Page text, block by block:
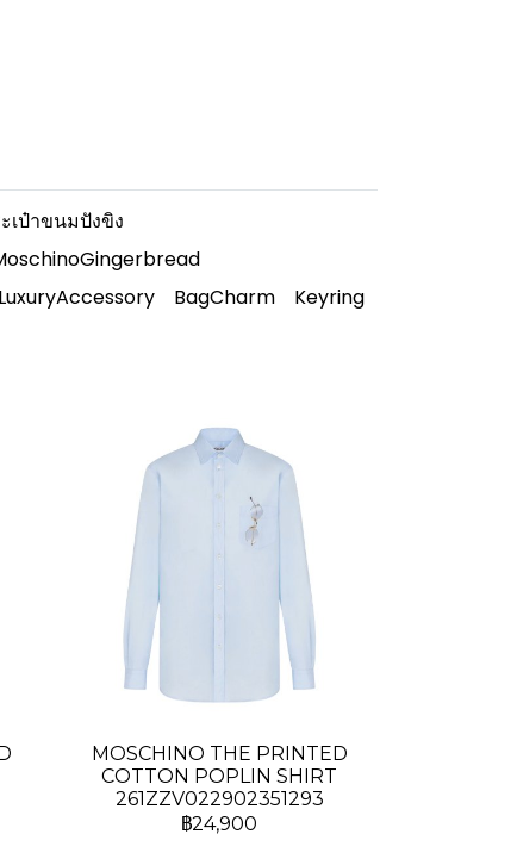
เป๋าขนมปังขิง
LuxuryAccessory BagCharm
Keyring
MOSCHINO THE PRINTED
COTTON POPLIN SHIRT
261ZZV022902351293
฿24,900